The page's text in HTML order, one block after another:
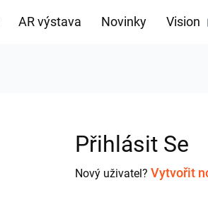
AR výstava Novinky Vision
Přihlásit Se
Nový uživatel? Vytvořit